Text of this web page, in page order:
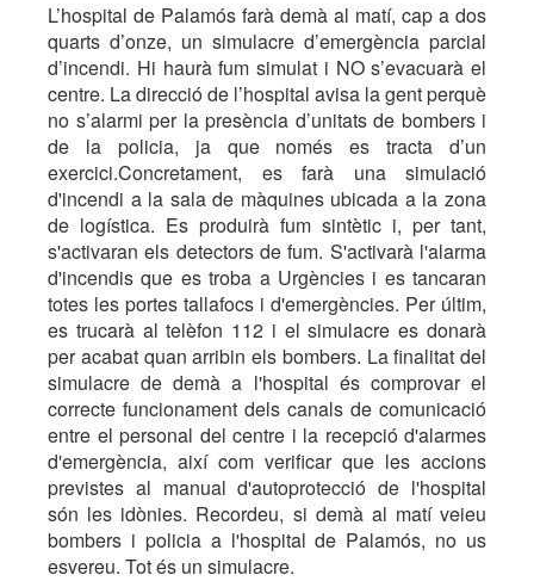
L’hospital de Palamós farà demà al matí, cap a dos
quarts d’onze, un simulacre d’emergència parcial
d’incendi. Hi haurà fum simulat i NO s’evacuarà el
centre. La direcció de l’hospital avisa la gent perquè
no s’alarmi per la presència d’unitats de bombers i
de la policia, ja que només es tracta d’un
exercici.Concretament, es farà una simulació
d'incendi a la sala de màquines ubicada a la zona
de logística. Es produirà fum sintètic i, per tant,
s'activaran els detectors de fum. S'activarà l'alarma
d'incendis que es troba a Urgències i es tancaran
totes les portes tallafocs i d'emergències. Per últim,
es trucarà al telèfon 112 i el simulacre es donarà
per acabat quan arribin els bombers. La finalitat del
simulacre de demà a l'hospital és comprovar el
correcte funcionament dels canals de comunicació
entre el personal del centre i la recepció d'alarmes
d'emergència, així com verificar que les accions
previstes al manual d'autoprotecció de l'hospital
són les idònies. Recordeu, si demà al matí veieu
bombers i policia a l'hospital de Palamós, no us
esvereu. Tot és un simulacre.